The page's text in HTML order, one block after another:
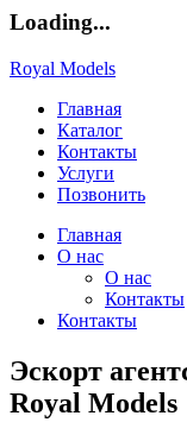
Loading...
Royal Models
Главная
Каталог
Контакты
Услуги
Позвонить
Главная
О нас
О нас
Контакты
Контакты
Эскорт
Royal Models